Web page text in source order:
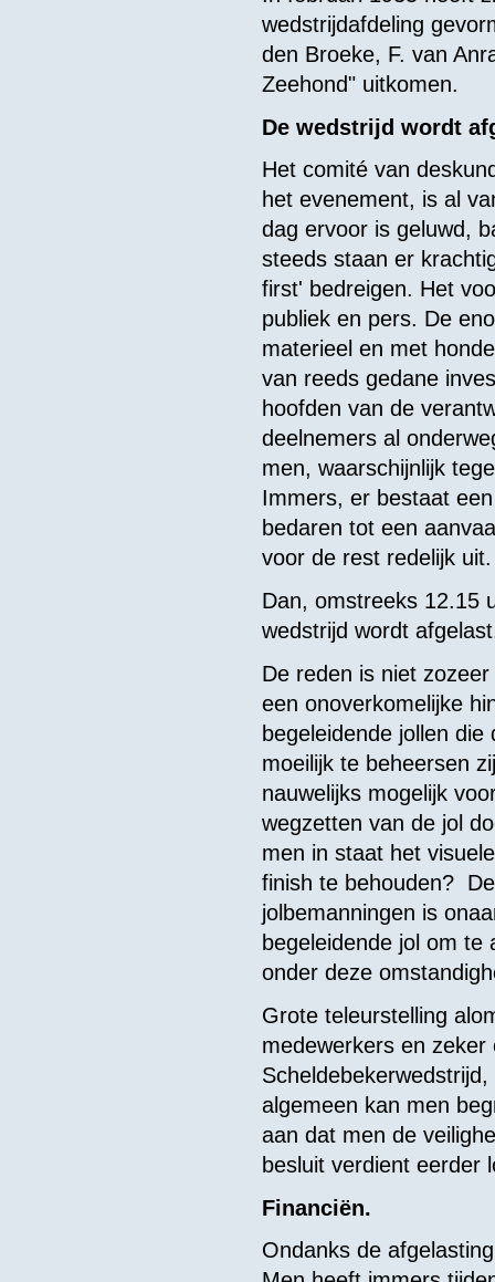
wedstrijdafdeling
den Broeke, F. van
Zeehond" uitkomen.
De wedstrijd wordt
Het comité van
het evenement, is al
dag ervoor is geluwd,
steeds staan er
first' bedreigen. Het
publiek en pers. De
materieel en met
van reeds gedane
hoofden van de
deelnemers al
men, waarschijnlijk
Immers, er bestaat
bedaren tot een
voor de rest redelijk uit.
Dan, omstreeks 12.15
wedstrijd wordt
De reden is niet
een onoverkomelijke
begeleidende jollen
moeilijk te beheersen
nauwelijks mogelijk
wegzetten van de jol
men in staat het
finish te behouden?
jolbemanningen is
begeleidende jol om
onder deze
Grote teleurstelling
medewerkers en
algemeen kan men
aan dat men de
besluit verdient eerder
Financiën.
Ondanks de